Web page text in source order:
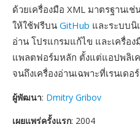
ด้วยเครื่องมือ XML มาตรฐานเ
ให้ใช้ฟรีบน GitHub และระบบนิ
อ่าน โปรแกรมแก้ไข และเครื่อ
แพลตฟอร์มหลัก ตั้งแต่แอปพลิเ
จนถึงเครื่องอ่านเฉพาะที่เรนเดอ
ผู้พัฒนา: Dmitry Gribov
เผยแพร่ครั้งแรก: 2004